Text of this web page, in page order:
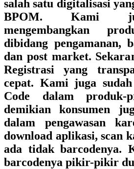
salah satu digitalisasi
BPOM. Kami
mengembangkan
dibidang pengamanan,
dan post market.
Registrasi yang
cepat. Kami juga
Code dalam produk-
demikian konsumen
dalam pengawasan
download aplikasi, scan
ada tidak barcodenya.
barcodenya pikir-pikir